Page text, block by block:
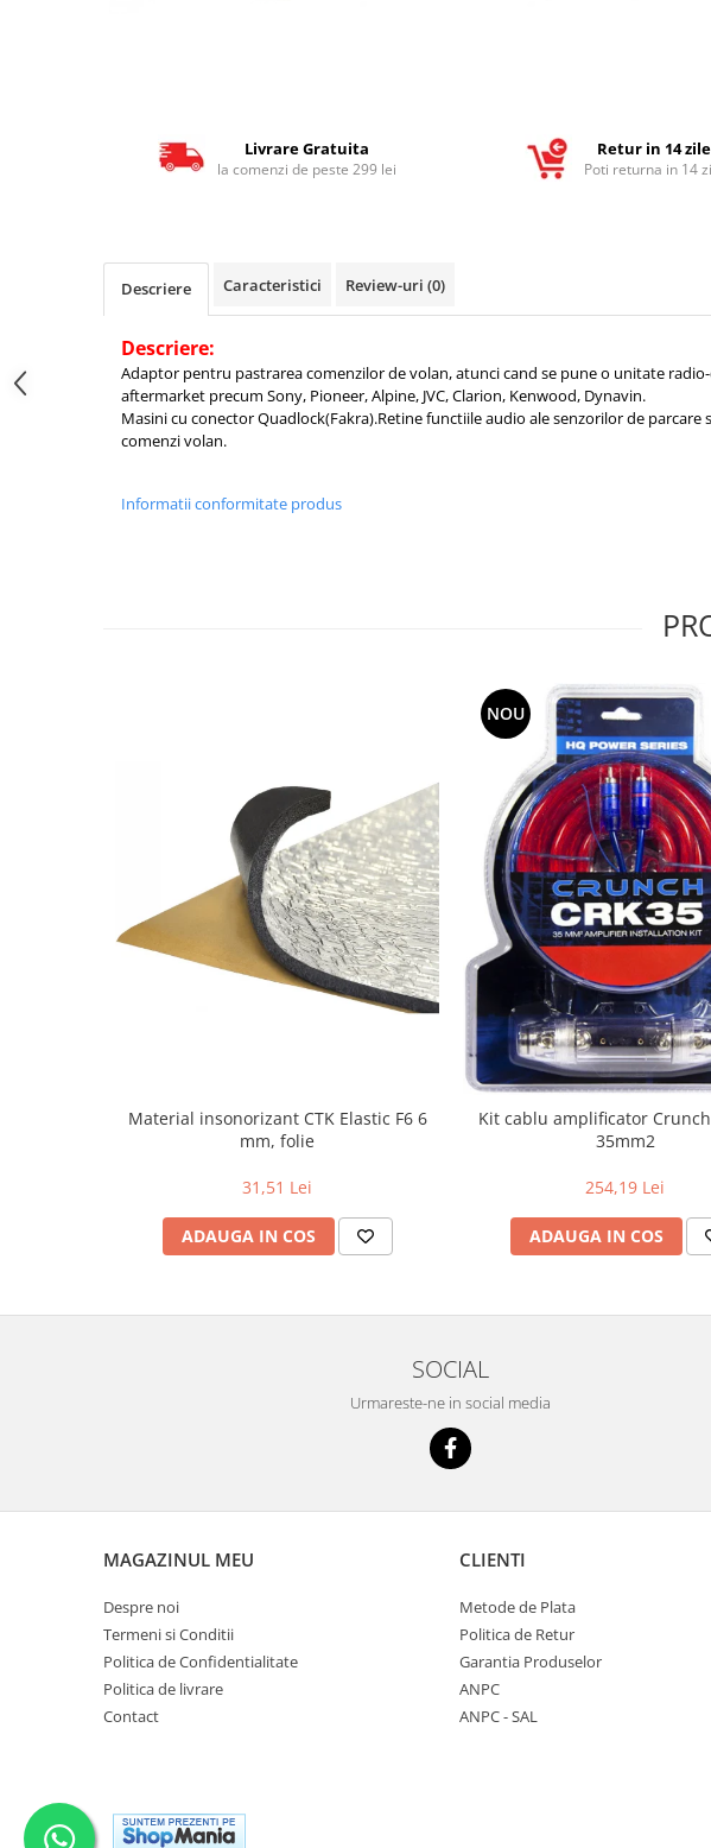
Livrare Gratuita
la comenzi de peste 299 lei
Retur in 14 zile
Poti returna in 14
Descriere Caracteristici Review-uri (0)
Descriere:
Adaptor pentru pastrarea comenzilor de volan, atunci cand se pune o unitate
aftermarket precum Sony, Pioneer, Alpine, JVC, Clarion, Kenwood, Dynavin.
Masini cu conector Quadlock(Fakra).Retine functiile audio ale senzorilor de parcare
comenzi volan.
Informatii conformitate produs
Material insonorizant CTK Elastic F6 6
mm, folie
31,51 Lei
ADAUGA IN COS
NOU
Kit cablu amplificator Crunch
35mm2
254,19 Lei
ADAUGA IN COS
SOCIAL
Urmareste-ne in social media
MAGAZINUL MEU
Despre noi
Termeni si Conditii
Politica de Confidentialitate
Politica de livrare
Contact
CLIENTI
Metode de Plata
Politica de Retur
Garantia Produselor
ANPC
ANPC - SAL